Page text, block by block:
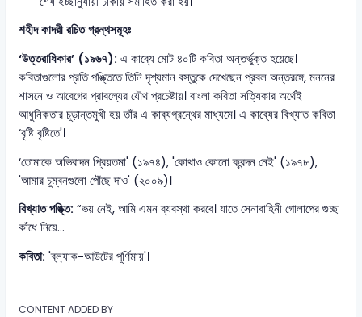
শহীদ কাদরী রচিত গ্রন্থসমূহঃ
‘উত্তরাধিকার’ (১৯৬৭):এ কাব্যে মোট ৪০টি কবিতা অন্তর্ভুক্ত হয়েছে।
কবিতাগুলোর প্রতি পঙ্ক্তিতে তিনি দৃশ্যমান বস্তুকে দেখেছেন প্রবল অন্তরঙ্গে, মননের
শাসনে ও আবেগের প্রাবল্যের যৌথ প্রচেষ্টায়। বাংলা কবিতা সত্যিকার অর্থেই
আধুনিকতার চূড়ান্তমুখী হয় তাঁর এ কাব্যগ্রন্থের মাধ্যমে। এ কাব্যের বিখ্যাত কবিতা
‘বৃষ্টি বৃষ্টিতে'।
‘তোমাকে অভিবাদন প্রিয়তমা' (১৯৭৪), 'কোথাও কোনো ক্রন্দন নেই' (১৯৭৮),
'আমার চুম্বনগুলো পৌঁছে দাও' (২০০৯)।
বিখ্যাত পঙ্ক্তি:“ভয় নেই, আমি এমন ব্যবস্থা করবে। যাতে সেনাবাহিনী গোলাপের গুচ্ছ
কাঁধে নিয়ে...
কবিতা:'ব্ল‍্যাক-আউটের পূর্ণিমায়'।
CONTENT ADDED BY